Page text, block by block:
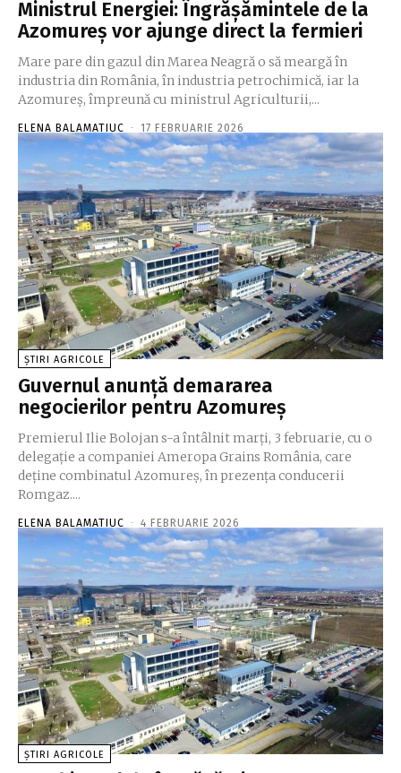
Ministrul Energiei: Îngrășămintele de la
Azomureș vor ajunge direct la fermieri
Mare pare din gazul din Marea Neagră o să meargă în
industria din România, în industria petrochimică, iar la
Azomureş, împreună cu ministrul Agriculturii,...
ELENA BALAMATIUC - 17 FEBRUARIE 2026
ȘTIRI AGRICOLE
Guvernul anunță demararea
negocierilor pentru Azomureș
Premierul Ilie Bolojan s-a întâlnit marți, 3 februarie, cu o
delegație a companiei Ameropa Grains România, care
deține combinatul Azomureș, în prezența conducerii
Romgaz....
ELENA BALAMATIUC - 4 FEBRUARIE 2026
ȘTIRI AGRICOLE